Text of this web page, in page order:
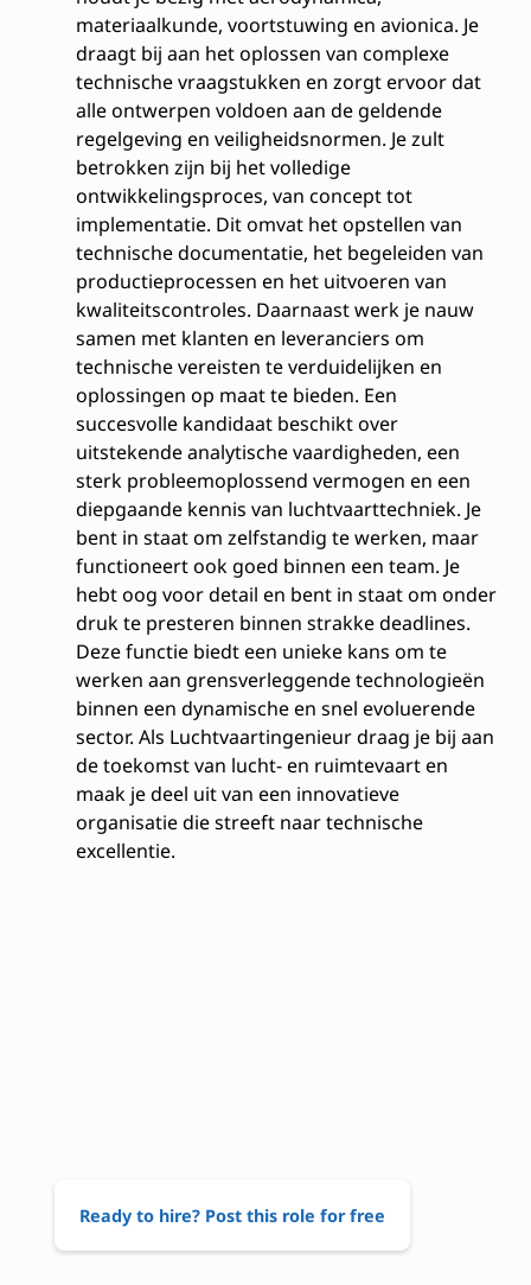
materiaalkunde, voortstuwing en avionica. Je
draagt bij aan het oplossen van complexe
technische vraagstukken en zorgt ervoor dat
alle ontwerpen voldoen aan de geldende
regelgeving en veiligheidsnormen. Je zult
betrokken zijn bij het volledige
ontwikkelingsproces, van concept tot
implementatie. Dit omvat het opstellen van
technische documentatie, het begeleiden van
productieprocessen en het uitvoeren van
kwaliteitscontroles. Daarnaast werk je nauw
samen met klanten en leveranciers om
technische vereisten te verduidelijken en
oplossingen op maat te bieden. Een
succesvolle kandidaat beschikt over
uitstekende analytische vaardigheden, een
sterk probleemoplossend vermogen en een
diepgaande kennis van luchtvaarttechniek. Je
bent in staat om zelfstandig te werken, maar
functioneert ook goed binnen een team. Je
hebt oog voor detail en bent in staat om onder
druk te presteren binnen strakke deadlines.
Deze functie biedt een unieke kans om te
werken aan grensverleggende technologieën
binnen een dynamische en snel evoluerende
sector. Als Luchtvaartingenieur draag je bij aan
de toekomst van lucht- en ruimtevaart en
maak je deel uit van een innovatieve
organisatie die streeft naar technische
excellentie.
Ready to hire? Post this role for free